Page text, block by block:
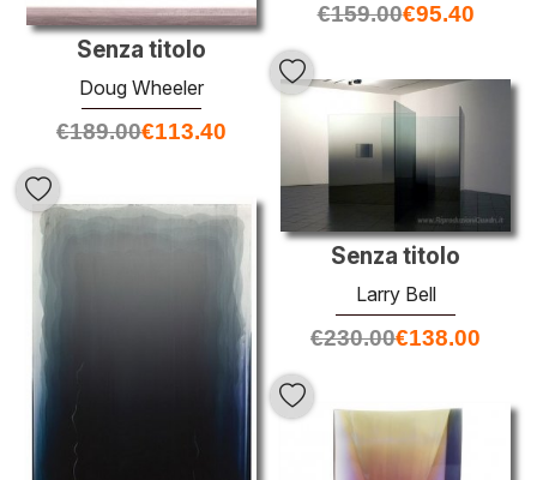
€159.00€95.40
Senza titolo
Doug Wheeler
€189.00€113.40
Senza titolo
Larry Bell
€230.00€138.00